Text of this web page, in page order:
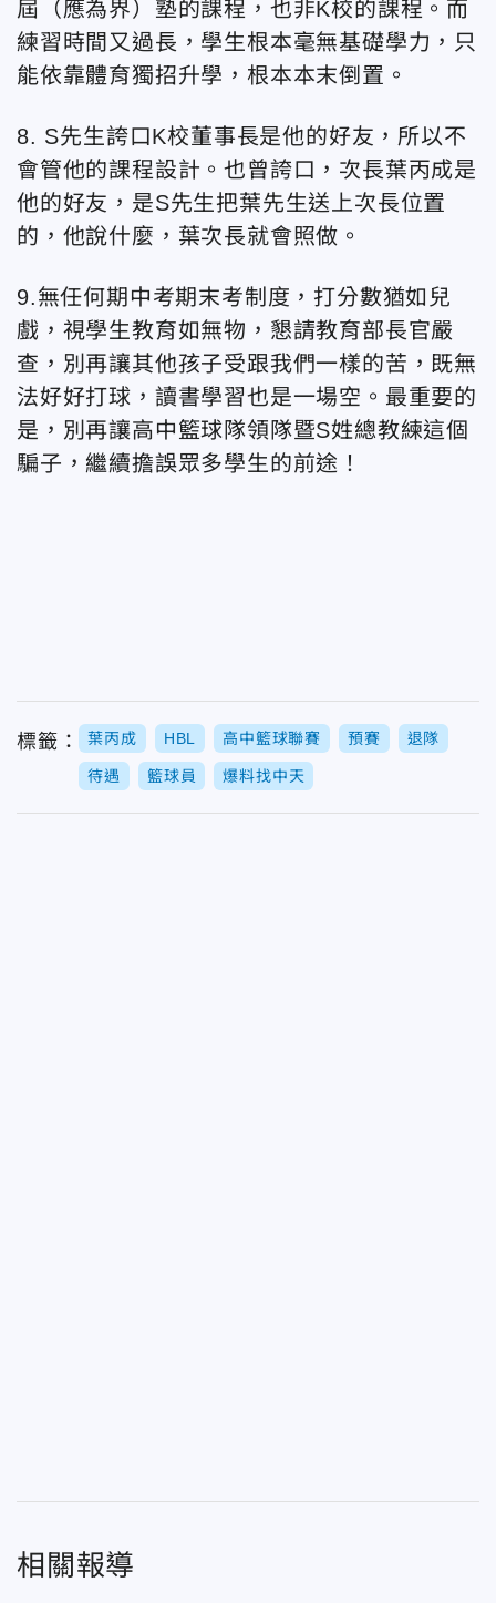
屆（應為界）塾的課程，也非K校的課程。而
練習時間又過長，學生根本毫無基礎學力，只
能依靠體育獨招升學，根本本末倒置。
8. S先生誇口K校董事長是他的好友，所以不
會管他的課程設計。也曾誇口，次長葉丙成是
他的好友，是S先生把葉先生送上次長位置
的，他說什麼，葉次長就會照做。
9.無任何期中考期末考制度，打分數猶如兒
戲，視學生教育如無物，懇請教育部長官嚴
查，別再讓其他孩子受跟我們一樣的苦，既無
法好好打球，讀書學習也是一場空。最重要的
是，別再讓高中籃球隊領隊暨S姓總教練這個
騙子，繼續擔誤眾多學生的前途！
標籤： 葉丙成 HBL 高中籃球聯賽 預賽 退隊
待遇 籃球員 爆料找中天
相關報導